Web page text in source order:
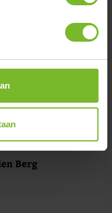
het was echt een
is schoon en goed
over het landsgoed
een plek waar je
Berg